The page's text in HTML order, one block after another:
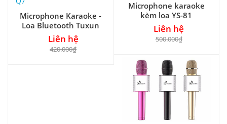
Microphone Karaoke -
Loa Bluetooth Tuxun
KTV Q7
Liên hệ
420.000₫
Microphone karaoke
kèm loa YS-81
Liên hệ
500.000₫